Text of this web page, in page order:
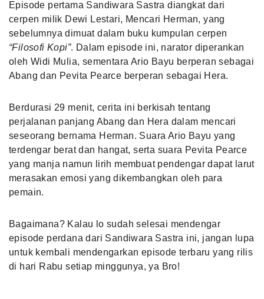
Episode pertama Sandiwara Sastra diangkat dari
cerpen milik Dewi Lestari, Mencari Herman, yang
sebelumnya dimuat dalam buku kumpulan cerpen
“Filosofi Kopi”. Dalam episode ini, narator diperankan
oleh Widi Mulia, sementara Ario Bayu berperan sebagai
Abang dan Pevita Pearce berperan sebagai Hera.
Berdurasi 29 menit, cerita ini berkisah tentang
perjalanan panjang Abang dan Hera dalam mencari
seseorang bernama Herman. Suara Ario Bayu yang
terdengar berat dan hangat, serta suara Pevita Pearce
yang manja namun lirih membuat pendengar dapat larut
merasakan emosi yang dikembangkan oleh para
pemain.
Bagaimana? Kalau lo sudah selesai mendengar
episode perdana dari Sandiwara Sastra ini, jangan lupa
untuk kembali mendengarkan episode terbaru yang rilis
di hari Rabu setiap minggunya, ya Bro!